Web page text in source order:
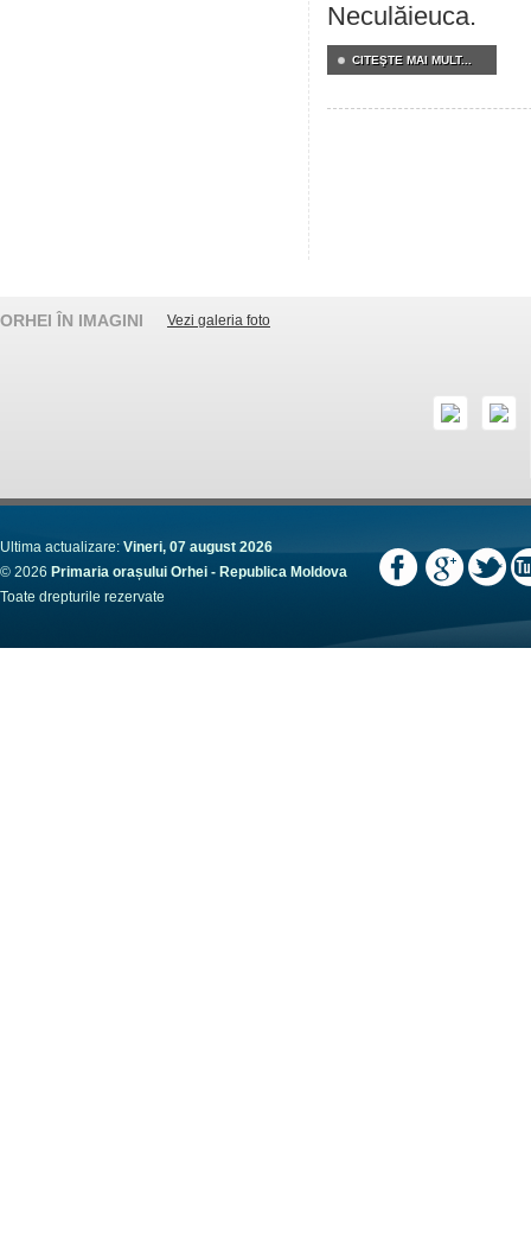
Neculăieuca.
CITEŞTE MAI MULT...
ORHEI ÎN IMAGINI Vezi galeria foto
Ultima actualizare: Vineri, 07 august 2026
© 2026 Primaria orașului Orhei - Republica Moldova
Toate drepturile rezervate